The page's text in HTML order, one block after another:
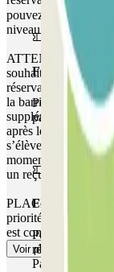
pouvez contacter le
niveau de la porte
ATTENTION : Vous
souhaitez accéder
réservation. Si vous
la barrière ne
supplémentaire vous
après les heures
s’élèvera en
moment-là. Dans
un reçu pour le
PLACE NON
priorité d'entrée,
est complet.
Voir plus
Forfait Simple
Pendant votre
parking qu'une
Forfait de
Pendant votre
réseau de
Parclick.